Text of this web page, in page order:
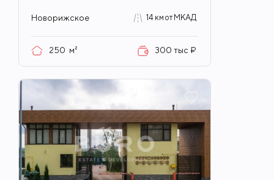
Новорижское 14 км от МКАД
250 м² 300 тыс ₽